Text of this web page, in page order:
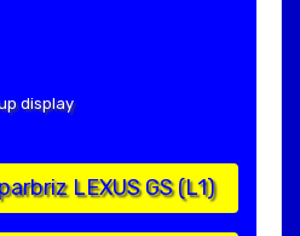
display
LEXUS GS (L1)